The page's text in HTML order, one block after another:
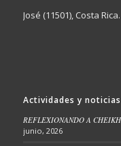
José (11501), Costa Rica.
Actividades y noticias
REFLEXIONANDO A
junio, 2026